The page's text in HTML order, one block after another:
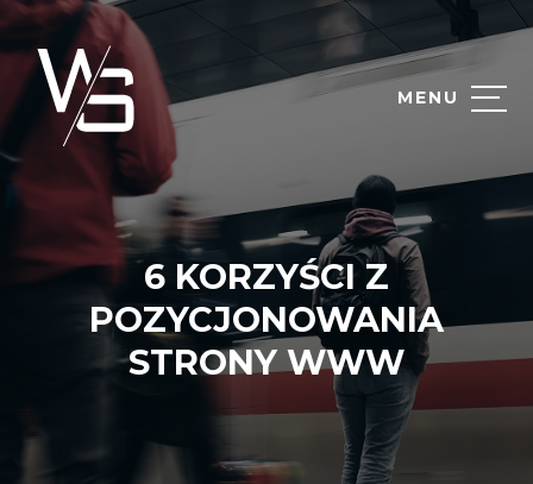
MENU
6 KORZYŚCI Z
POZYCJONOWANIA
STRONY WWW